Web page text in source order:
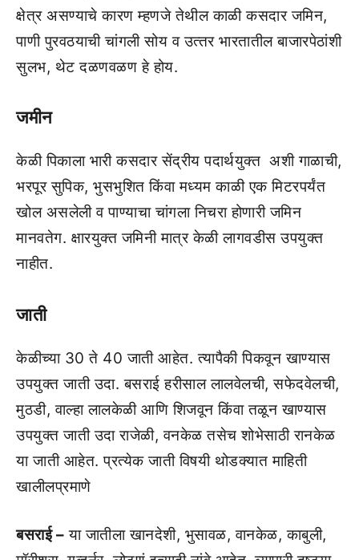
क्षेत्र असण्‍याचे कारण म्‍हणजे तेथील काळी कसदार जमिन,
पाणी पुरवठयाची चांगली सोय व उत्‍तर भारतातील बाजारपेठांशी
सुलभ, थेट दळणवळण हे होय.
जमीन
केळी पिकाला भारी कसदार सेंद्रीय पदार्थयुक्‍त अशी गाळाची,
भरपूर सुपिक, भुसभुशित किंवा मध्‍यम काळी एक मिटरपर्यंत
खोल असलेली व पाण्‍याचा चांगला निचरा होणारी जमिन
मानवतेग. क्षारयुक्‍त जमिनी मात्र केळी लागवडीस उपयुक्‍त
नाहीत.
जाती
केळीच्‍या 30 ते 40 जाती आहेत. त्‍यापैकी पिकवून खाण्‍यास
उपयुक्‍त जाती उदा. बसराई हरीसाल लालवेलची, सफेदवेलची,
मुठडी, वाल्‍हा लालकेळी आणि शिजवून किंवा तळून खाण्‍यास
उपयुक्‍त जाती उदा राजेळी, वनकेळ तसेच शोभेसाठी रानकेळ
या जाती आहेत. प्रत्‍येक जाती विषयी थोडक्‍यात माहिती
खालीलप्रमाणे
बसराई – या जातीला खानदेशी, भुसावळ, वानकेळ, काबुली,